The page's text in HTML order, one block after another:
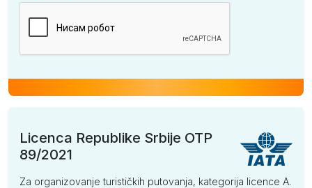
Licenca Republike Srbije OTP
89/2021
Za organizovanje turističkih putovanja, kategorija licence A.